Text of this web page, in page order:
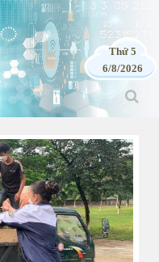
Thứ 5
6/8/2026